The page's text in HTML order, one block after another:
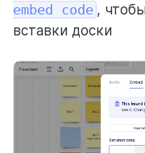
embed code ,
вставки доски